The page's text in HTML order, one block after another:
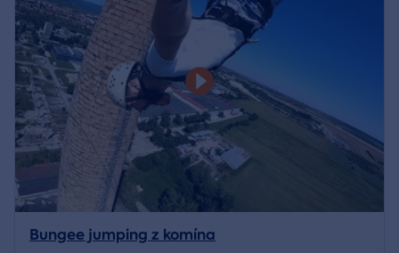
Bungee jumping z komína